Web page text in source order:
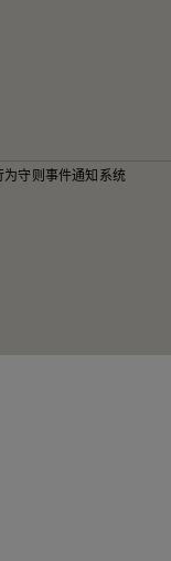
为守则事件通知系统